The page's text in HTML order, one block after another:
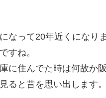
なって20年近くになり
すね。
に住んでた時は何故か
ると昔を思い出します。